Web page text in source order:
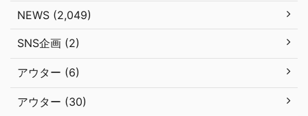
NEWS (2,049)
SNS企画 (2)
アウター (6)
アウター (30)